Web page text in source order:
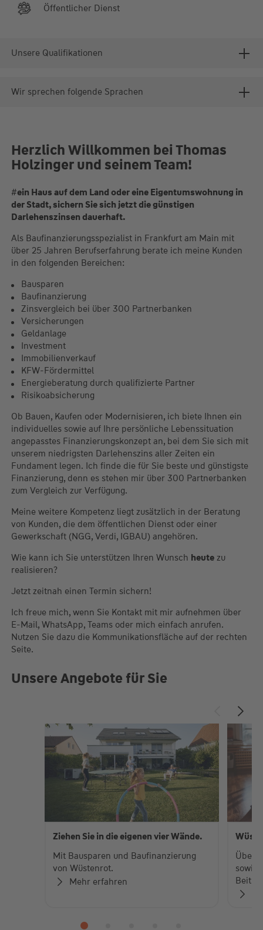
Öffentlicher Dienst
Unsere Qualifikationen
Wir sprechen folgende Sprachen
Herzlich Willkommen bei Thomas
Holzinger und seinem Team!
#ein Haus auf dem Land oder eine Eigentumswohnung in
der Stadt, sichern Sie sich jetzt die günstigen
Darlehenszinsen dauerhaft.
Als Baufinanzierungsspezialist in Frankfurt am Main mit
über 25 Jahren Berufserfahrung berate ich meine Kunden
in den folgenden Bereichen:
Bausparen
Baufinanzierung
Zinsvergleich bei über 300 Partnerbanken
Versicherungen
Geldanlage
Investment
Immobilienverkauf
KFW-Fördermittel
Energieberatung durch qualifizierte Partner
Risikoabsicherung
Ob Bauen, Kaufen oder Modernisieren, ich biete Ihnen ein
individuelles sowie auf Ihre persönliche Lebenssituation
angepasstes Finanzierungskonzept an, bei dem Sie sich mit
unserem niedrigsten Darlehenszins aller Zeiten ein
Fundament legen. Ich finde die für Sie beste und günstigste
Finanzierung, denn es stehen mir über 300 Partnerbanken
zum Vergleich zur Verfügung.
Meine weitere Kompetenz liegt zusätzlich in der Beratung
von Kunden, die dem öffentlichen Dienst oder einer
Gewerkschaft (NGG, Verdi, IGBAU) angehören.
Wie kann ich Sie unterstützen Ihren Wunsch heutezu
realisieren?
Jetzt zeitnah einen Termin sichern!
Ich freue mich, wenn Sie Kontakt mit mir aufnehmen über
E-Mail, WhatsApp, Teams oder mich einfach anrufen.
Nutzen Sie dazu die Kommunikationsfläche auf der rechten
Seite.
Unsere Angebote für Sie
Ziehen Sie in die eigenen vier Wände.
Mit Bausparen und Baufinanzierung
von Wüstenrot.
Mehr erfahren
Über
sowie